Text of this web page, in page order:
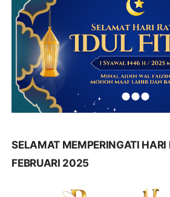
SELAMAT MEMPERINGATI
FEBRUARI 2025